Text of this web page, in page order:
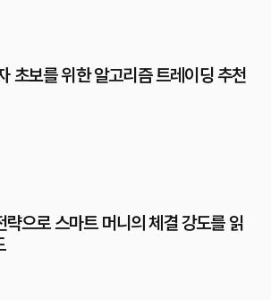
초보를 위한 알고리즘 트레이딩 추천
략으로 스마트 머니의 체결 강도를 읽